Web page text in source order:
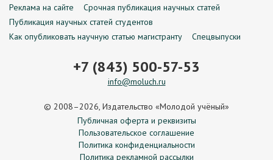
Реклама на сайте
Срочная публикация научных статей
Публикация научных статей студентов
Как опубликовать научную статью магистранту
Спецвыпуски
+7 (843) 500-57-53
info@moluch.ru
© 2008–2026, Издательство «Молодой учёный»
Публичная оферта и реквизиты
Пользовательское соглашение
Политика конфиденциальности
Политика рекламной рассылки